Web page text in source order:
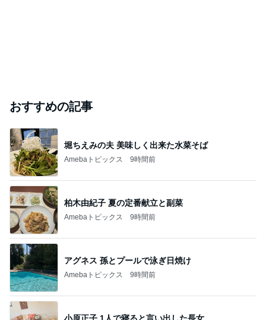
おすすめの記事
堀ちえみの夫 美味しく出来た水菜そば
Amebaトピックス 9時間前
柏木由紀子 夏の定番献立と副菜
Amebaトピックス 9時間前
アグネス 孫とプールで泳ぎ日焼け
Amebaトピックス 9時間前
小原正子 1人で寝ると言い出した長女